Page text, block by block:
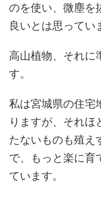
のを使い、微塵を
良いとは思ってい
高山植物、それに
す。
私は宮城県の住宅
りますが、それ
たないものも殖え
で、もっと楽に育
ています。